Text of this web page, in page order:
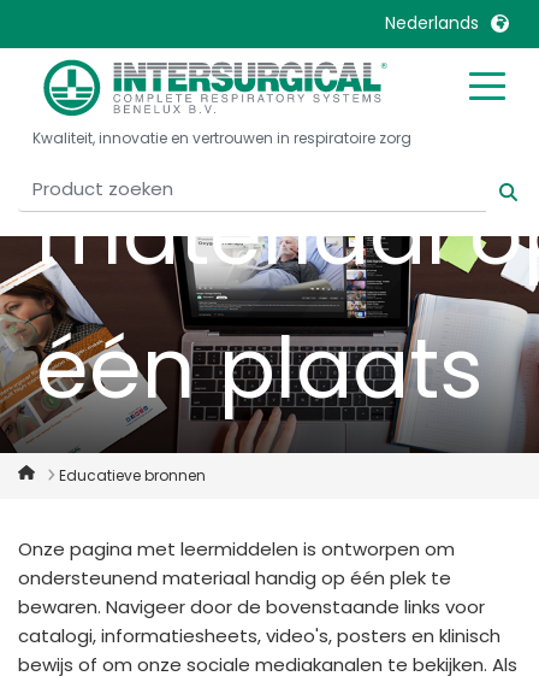
Nederlands
United Kingdom
United States
Belgique, Français
Canada, English
Canada, Français
China
Colombia
Denmark
España
France
Italia
Malaysia
Mexico
Nederlands
Norway
Portugal
Turkey
International English
Kwaliteit, innovatie en vertrouwen in respiratoire zorg
materiaal
één plaats
Educatieve bronnen
Onze pagina met leermiddelen is ontworpen om
ondersteunend materiaal handig op één plek te
bewaren. Navigeer door de bovenstaande links voor
catalogi, informatiesheets, video's, posters en klinisch
bewijs of om onze sociale mediakanalen te bekijken. Als